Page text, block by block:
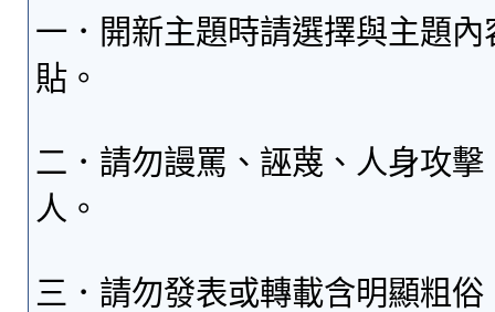
一．開新主題時請選擇與主題
貼。
二．請勿謾罵、誣蔑、人身攻
人。
三．請勿發表或轉載含明顯粗